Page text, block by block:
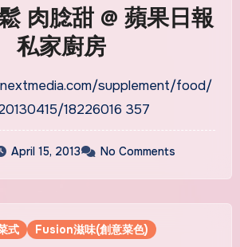
肉腍甜 @ 蘋果日報
私家廚房
18226016 357
April 15, 2013 No Comments
式 Fusion滋味(創意菜色)